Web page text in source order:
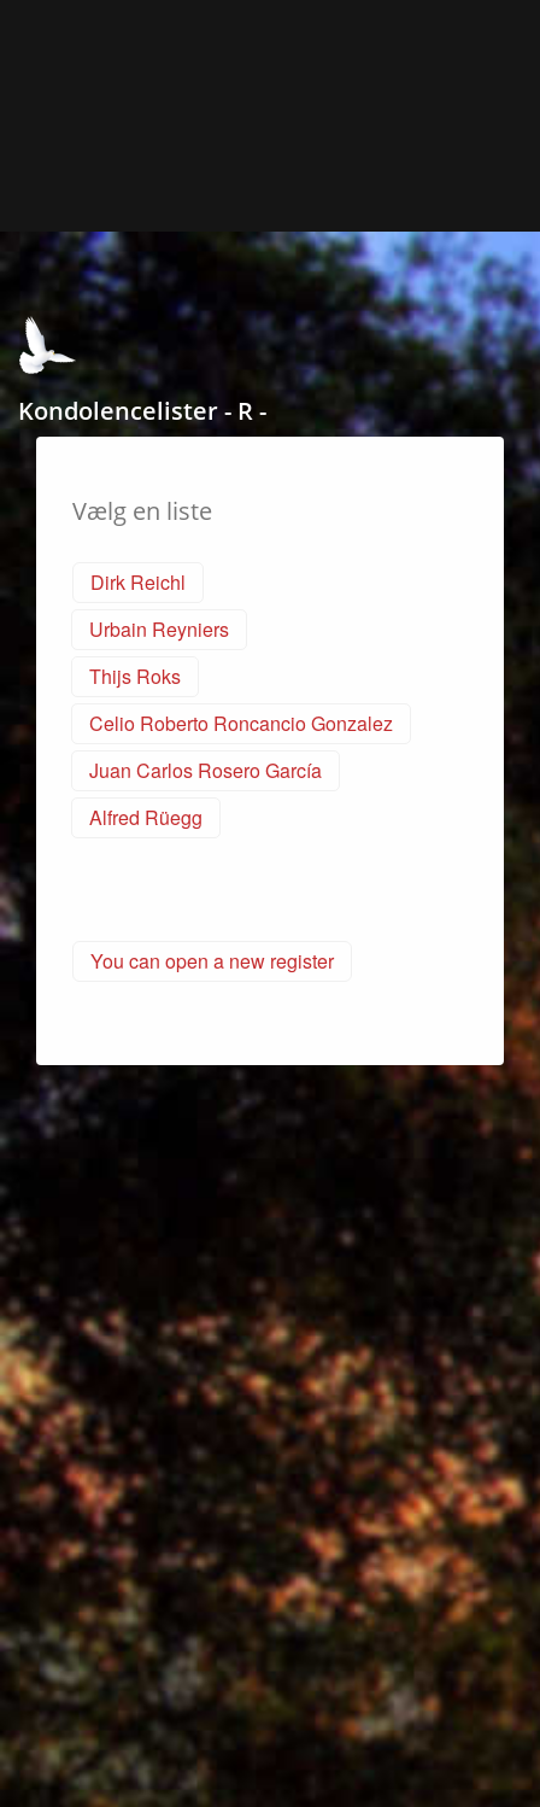
Kondolencelister - R -
Vælg en liste
Dirk Reichl
Urbain Reyniers
Thijs Roks
Celio Roberto Roncancio Gonzalez
Juan Carlos Rosero García
Alfred Rüegg
You can open a new register